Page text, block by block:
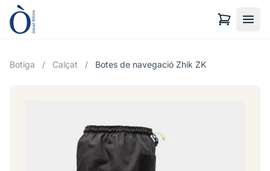
Botiga / Calçat / Botes de navegació Zhik ZK